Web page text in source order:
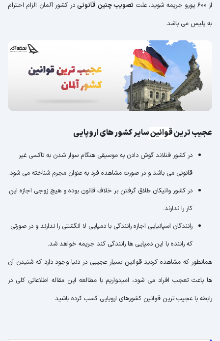
از 600 یورو جریمه شوید، علت
تصویب چنین قانونیدر کشور آلمان الزام احترام
به پلیس می باشد.
عجیب ترینقوانینسایر کشور های اروپایی
در کشور فنلاند گوش دادن به موسیقی هنگام سوار شدن به تاکسی غیر
قانونی می باشد و در صورت مشاهده فرد به عنوان مجرم شناخته می شود.
در کشور واتیکان طلاق گرفتن بر خلاف قانون بوده و هیچ زوجی اجازه این
کار را ندارند.
رانندگان اسپانیایی اجازه رانندگی با دمپایی لا انگشتی را ندارند و در صورتی
که راننده با این دمپایی ها رانندگی کند جریمه خواهد شد.
همانطور که مشاهده کردید قوانین بسیار عجیبی در دنیا وجود دارد که شنیدن آن
ها باعث تعجب افراد می شود، امیدواریم با مطالعه این مقاله اطلاعاتی کلی در
رابطه با عجیب ترین قوانین کشورهای اروپایی کسب کرده باشید.